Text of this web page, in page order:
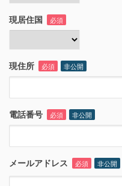
現居住国 必須
現住所 必須 非公開
電話番号 必須 非公開
メールアドレス 必須 非公開